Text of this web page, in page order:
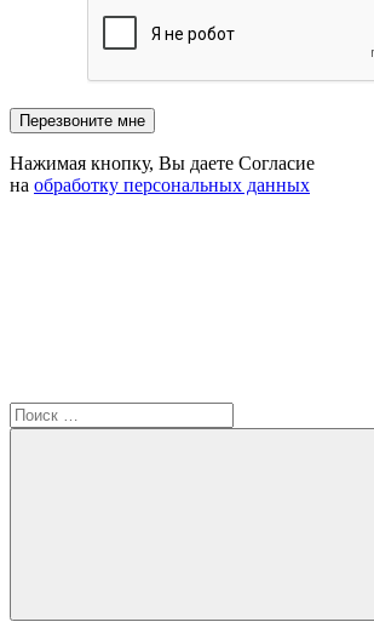
Нажимая кнопку, Вы даете Согласие
на обработку персональных данных